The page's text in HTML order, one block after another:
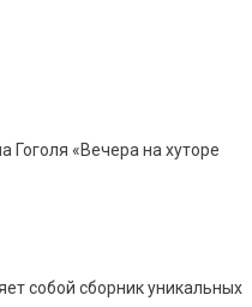
Гоголя «Вечера на хуторе
собой сборник уникальных